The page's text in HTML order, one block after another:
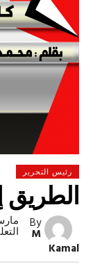
رئيس التحرير
الطريق
By
M
Kamal
مارس 30, 2026,